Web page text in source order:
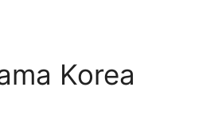
Korea